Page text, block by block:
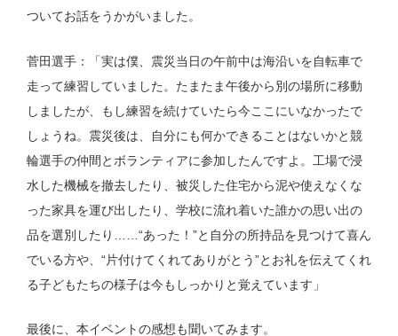
ついてお話をうかがいました。
菅田選手：「実は僕、震災当日の午前中は海沿いを自転車で
走って練習していました。たまたま午後から別の場所に移動
しましたが、もし練習を続けていたら今ここにいなかったで
しょうね。震災後は、自分にも何かできることはないかと競
輪選手の仲間とボランティアに参加したんですよ。工場で浸
水した機械を撤去したり、被災した住宅から泥や使えなくな
った家具を運び出したり、学校に流れ着いた誰かの思い出の
品を選別したり……“あった！”と自分の所持品を見つけて喜ん
でいる方や、“片付けてくれてありがとう”とお礼を伝えてくれ
る子どもたちの様子は今もしっかりと覚えています」
最後に、本イベントの感想も聞いてみます。